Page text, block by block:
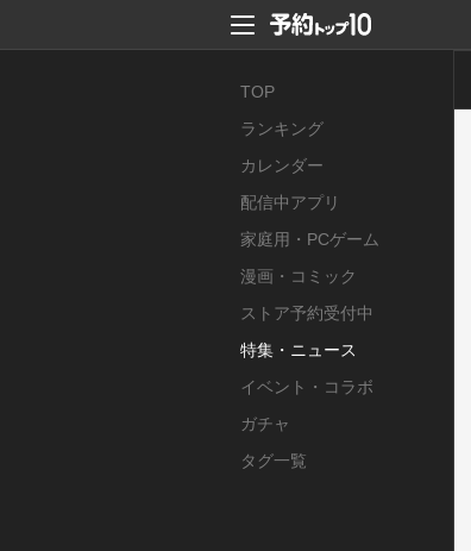
TOP
ランキング
カレンダー
配信中アプリ
家庭用・PCゲーム
漫画・コミック
ストア予約受付中
特集・ニュース
イベント・コラボ
ガチャ
タグ一覧